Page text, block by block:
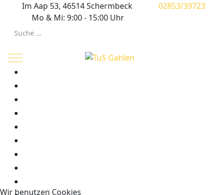
Im Aap 53, 46514 Schermbeck
02853/39723
Mo & Mi: 9:00 - 15:00 Uhr
Suchen
Mobile Menu Toggle
Wir benutzen Cookies